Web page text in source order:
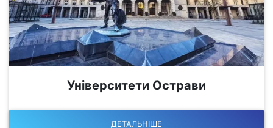
Університети Острави
ДЕТАЛЬНІШЕ